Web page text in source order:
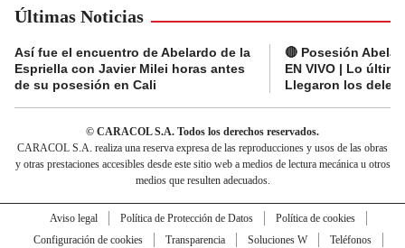
Últimas Noticias
Así fue el encuentro de Abelardo de la
Espriella con Javier Milei horas antes
de su posesión en Cali
🔴 Posesión
EN VIVO | Lo
Llegaron los
© CARACOL S.A. Todos los derechos reservados.
CARACOL S.A. realiza una reserva expresa de las reproducciones y usos de las obras
y otras prestaciones accesibles desde este sitio web a medios de lectura mecánica u otros
medios que resulten adecuados.
Aviso legal Política de Protección de Datos
Política de cookies
Configuración de cookies
Transparencia Soluciones W
Teléfonos